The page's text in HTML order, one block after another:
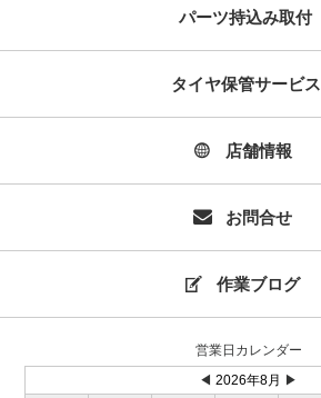
パーツ持込み取付
タイヤ保管サービス
店舗情報
お問合せ
作業ブログ
営業日カレンダー
◀ 2026年8月 ▶